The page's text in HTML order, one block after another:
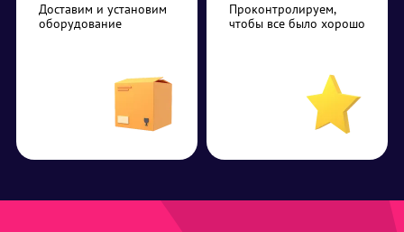
Доставим и установим
оборудование
Проконтролируем,
чтобы все было хорошо